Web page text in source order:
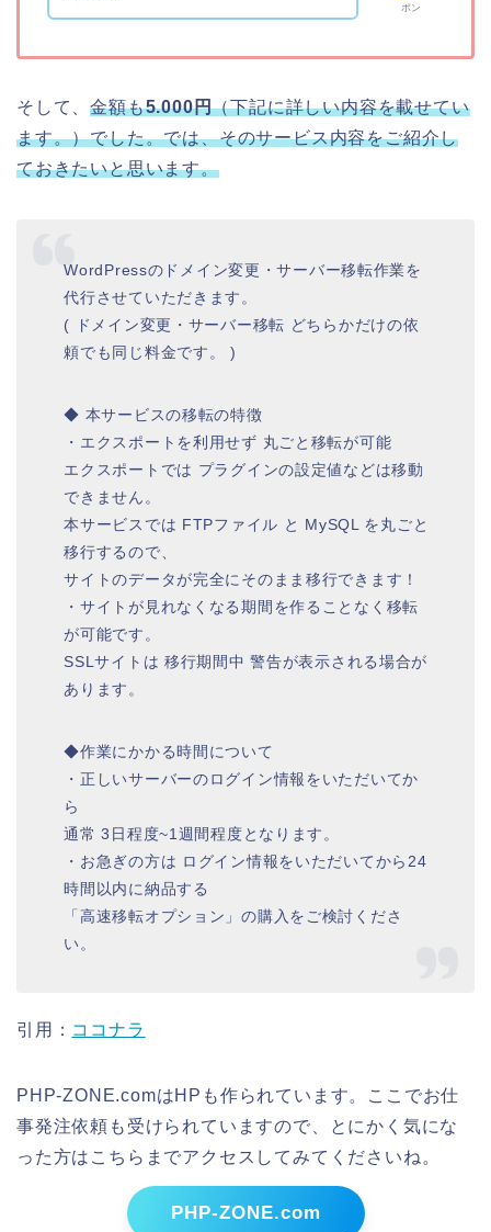
ポン
そして、金額も5.000円（下記に詳しい内容を載せてい
ます。）でした。では、そのサービス内容をご紹介し
ておきたいと思います。
WordPressのドメイン変更・サーバー移転作業を
代行させていただきます。
( ドメイン変更・サーバー移転 どちらかだけの依
頼でも同じ料金です。 )
◆ 本サービスの移転の特徴
・エクスポートを利用せず 丸ごと移転が可能
エクスポートでは プラグインの設定値などは移動
できません。
本サービスでは FTPファイル と MySQL を丸ごと
移行するので、
サイトのデータが完全にそのまま移行できます！
・サイトが見れなくなる期間を作ることなく移転
が可能です。
SSLサイトは 移行期間中 警告が表示される場合が
あります。
◆作業にかかる時間について
・正しいサーバーのログイン情報をいただいてか
ら
通常 3日程度~1週間程度となります。
・お急ぎの方は ログイン情報をいただいてから24
時間以内に納品する
「高速移転オプション」の購入をご検討くださ
い。
引用： ココナラ
PHP-ZONE.comはHPも作られています。ここでお仕
事発注依頼も受けられていますので、とにかく気にな
った方はこちらまでアクセスしてみてくださいね。
PHP-ZONE.com